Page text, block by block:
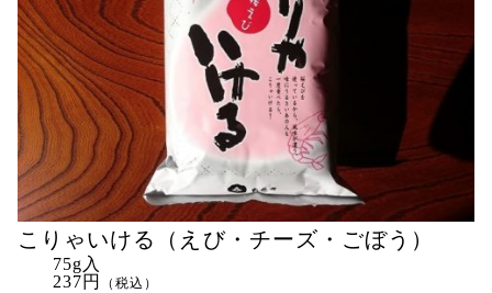
こりゃいける（えび・チーズ・ごぼう）
75g入
237円
（税込）